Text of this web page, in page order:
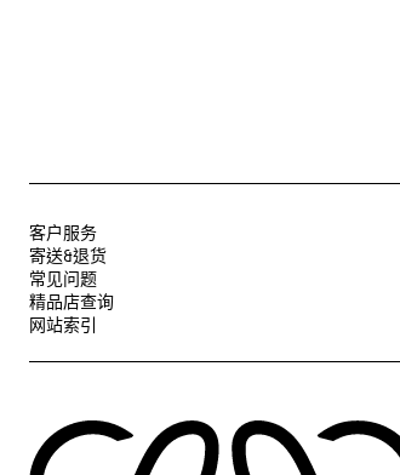
客户服务
寄送&退货
常见问题
精品店查询
网站索引